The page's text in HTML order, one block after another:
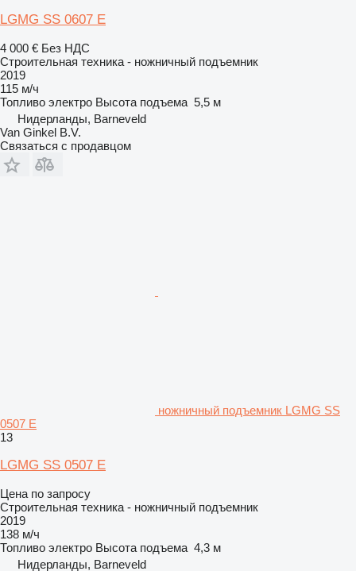
LGMG SS 0607 E
4 000 € Без НДС
Строительная техника - ножничный подъемник
2019
115 м/ч
Топливо электро Высота подъема 5,5 м
Нидерланды, Barneveld
Van Ginkel B.V.
Связаться с продавцом
ножничный подъемник LGMG SS
0507 E
13
LGMG SS 0507 E
Цена по запросу
Строительная техника - ножничный подъемник
2019
138 м/ч
Топливо электро Высота подъема 4,3 м
Нидерланды, Barneveld